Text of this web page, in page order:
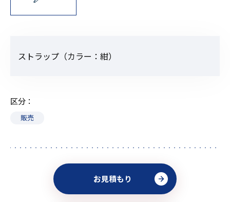
ストラップ（カラー：紺）
区分
販売
お見積もり